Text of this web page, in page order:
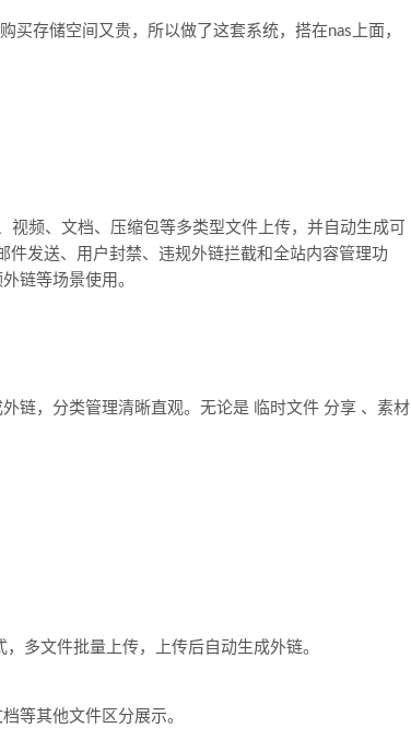
存储空间又贵，所以做了这套系统，搭在nas上面，
频、文档、压缩包等多类型文件上传，并自动生成可
发送、用户封禁、违规外链拦截和全站内容管理功
链等场景使用。
链，分类管理清晰直观。无论是 临时文件 分享 、素材
多文件批量上传，上传后自动生成外链。
等其他文件区分展示。